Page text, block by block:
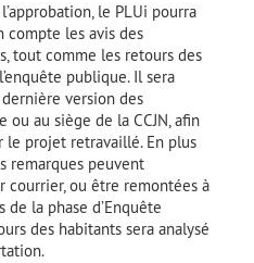
le PLUi pourra
les avis des
tout comme les retours des
publique. Il sera
version des
au siège de la CCJN, afin
le projet retravaillé. En plus
remarques peuvent
courrier, ou être remontées à
de la phase d’Enquête
des habitants sera analysé